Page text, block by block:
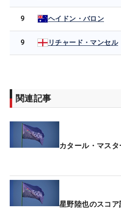
9 ヘイドン・バロン
9 リチャード・マンセル
関連記事
カタール・マス
星野陸也のスコア